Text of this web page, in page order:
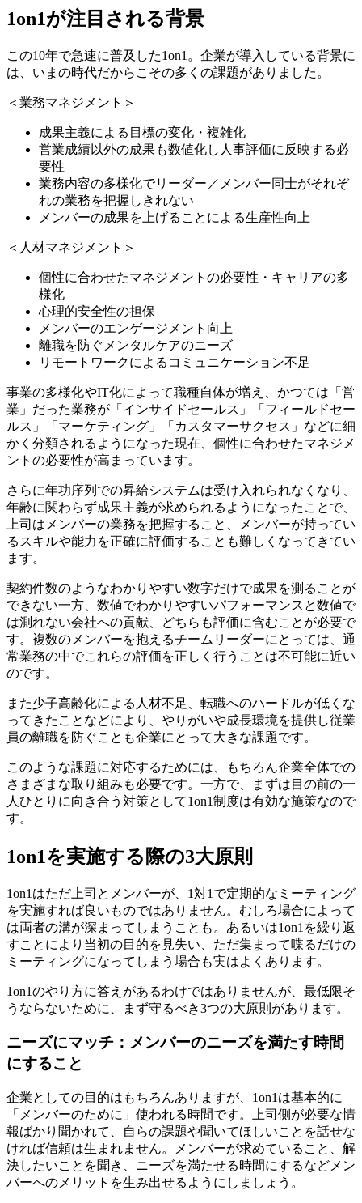
1on1が注目される背景
この10年で急速に普及した1on1。企業が導入している背景に
は、いまの時代だからこその多くの課題がありました。
＜業務マネジメント＞
成果主義による目標の変化・複雑化
営業成績以外の成果も数値化し人事評価に反映する必
要性
業務内容の多様化でリーダー／メンバー同士がそれぞ
れの業務を把握しきれない
メンバーの成果を上げることによる生産性向上
＜人材マネジメント＞
個性に合わせたマネジメントの必要性・キャリアの多
様化
心理的安全性の担保
メンバーのエンゲージメント向上
離職を防ぐメンタルケアのニーズ
リモートワークによるコミュニケーション不足
事業の多様化やIT化によって職種自体が増え、かつては「営
業」だった業務が「インサイドセールス」「フィールドセー
ルス」「マーケティング」「カスタマーサクセス」などに細
かく分類されるようになった現在、個性に合わせたマネジメ
ントの必要性が高まっています。
さらに年功序列での昇給システムは受け入れられなくなり、
年齢に関わらず成果主義が求められるようになったことで、
上司はメンバーの業務を把握すること、メンバーが持ってい
るスキルや能力を正確に評価することも難しくなってきてい
ます。
契約件数のようなわかりやすい数字だけで成果を測ることが
できない一方、数値でわかりやすいパフォーマンスと数値で
は測れない会社への貢献、どちらも評価に含むことが必要で
す。複数のメンバーを抱えるチームリーダーにとっては、通
常業務の中でこれらの評価を正しく行うことは不可能に近い
のです。
また少子高齢化による人材不足、転職へのハードルが低くな
ってきたことなどにより、やりがいや成長環境を提供し従業
員の離職を防ぐことも企業にとって大きな課題です。
このような課題に対応するためには、もちろん企業全体での
さまざまな取り組みも必要です。一方で、まずは目の前の一
人ひとりに向き合う対策として1on1制度は有効な施策なので
す。
1on1を実施する際の3大原則
1on1はただ上司とメンバーが、1対1で定期的なミーティング
を実施すれば良いものではありません。むしろ場合によって
は両者の溝が深まってしまうことも。あるいは1on1を繰り返
すことにより当初の目的を見失い、ただ集まって喋るだけの
ミーティングになってしまう場合も実はよくあります。
1on1のやり方に答えがあるわけではありませんが、最低限そ
うならないために、まず守るべき3つの大原則があります。
ニーズにマッチ：メンバーのニーズを満たす時間
にすること
企業としての目的はもちろんありますが、1on1は基本的に
「メンバーのために」使われる時間です。上司側が必要な情
報ばかり聞かれて、自らの課題や聞いてほしいことを話せな
ければ信頼は生まれません。メンバーが求めていること、解
決したいことを聞き、ニーズを満たせる時間にするなどメン
バーへのメリットを生み出せるようにしましょう。